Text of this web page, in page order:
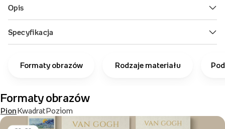
Formaty obrazów Rodzaje materiału
Formaty obrazów
PionKwadratPoziom